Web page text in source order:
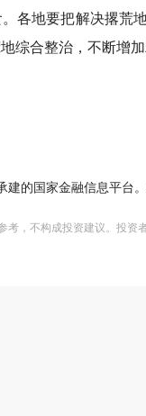
各地要把解决撂荒
综合整治，不断增加
建的国家金融信息平台
考，不构成投资建议。投资